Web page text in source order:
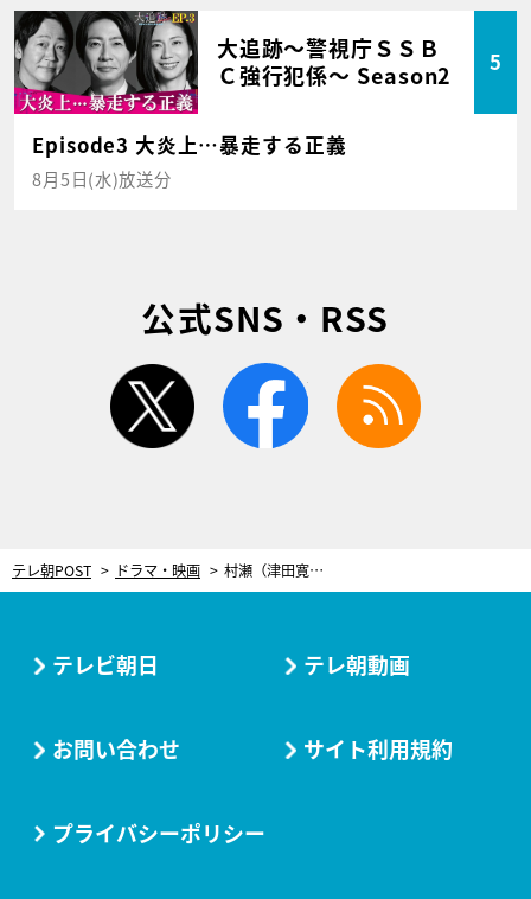
大追跡～警視庁ＳＳＢ
Ｃ強行犯係～ Season2
5
Episode3 大炎上…暴走する正義
8月5日(水)放送分
公式SNS・RSS
twitter facebook
テレ朝POST ドラマ・映画 村瀬（津田寛治）刺される！疑いを向けられた特捜班がたどり着く衝撃の真実
テレビ朝日 テレ朝動画
お問い合わせ サイト利用規約
プライバシーポリシー